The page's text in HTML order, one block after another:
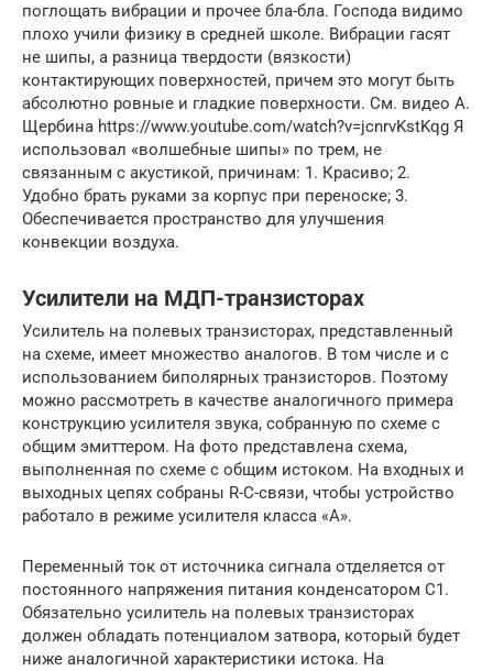
поглощать вибрации и прочее бла-бла. Господа видимо
плохо учили физику в средней школе. Вибрации гасят
не шипы, а разница твердости (вязкости)
контактирующих поверхностей, причем это могут быть
абсолютно ровные и гладкие поверхности. См. видео А.
Щербина https://www.youtube.com/watch?v=jcnrvKstKqg Я
использовал «волшебные шипы» по трем, не
связанным с акустикой, причинам: 1. Красиво; 2.
Удобно брать руками за корпус при переноске; 3.
Обеспечивается пространство для улучшения
конвекции воздуха.
Усилители на МДП-транзисторах
Усилитель на полевых транзисторах, представленный
на схеме, имеет множество аналогов. В том числе и с
использованием биполярных транзисторов. Поэтому
можно рассмотреть в качестве аналогичного примера
конструкцию усилителя звука, собранную по схеме с
общим эмиттером. На фото представлена схема,
выполненная по схеме с общим истоком. На входных и
выходных цепях собраны R-C-связи, чтобы устройство
работало в режиме усилителя класса «А».
Переменный ток от источника сигнала отделяется от
постоянного напряжения питания конденсатором С1.
Обязательно усилитель на полевых транзисторах
должен обладать потенциалом затвора, который будет
ниже аналогичной характеристики истока. На